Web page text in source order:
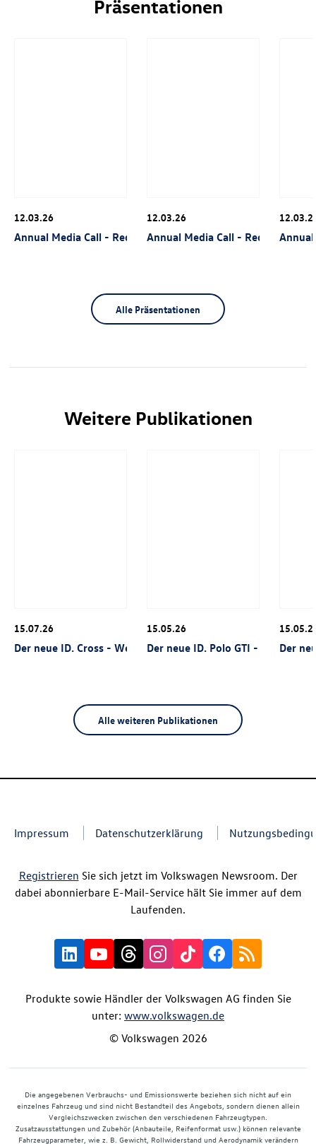
Präsentationen
12.03.26
Annual Media Call - Rede Thomas Schäfer
12.03.26
Annual Media Call - Rede David
Alle Präsentationen
Weitere Publikationen
15.07.26
Der neue ID. Cross - Weltpremiere
15.05.26
Der neue ID. Polo GTI - Der
Alle weiteren Publikationen
Impressum Datenschutzerklärung
Registrieren Sie sich jetzt im Volkswagen Newsroom. Der
dabei abonnierbare E-Mail-Service hält Sie immer auf dem
Laufenden.
Produkte sowie Händler der Volkswagen AG finden Sie
unter: www.volkswagen.de
© Volkswagen 2026
Die angegebenen Verbrauchs- und Emissionswerte beziehen sich nicht auf ein
einzelnes Fahrzeug und sind nicht Bestandteil des Angebots, sondern dienen allein
Vergleichszwecken zwischen den verschiedenen Fahrzeugtypen.
Zusatzausstattungen und Zubehör (Anbauteile, Reifenformat usw.) können relevante
Fahrzeugparameter, wie z. B. Gewicht, Rollwiderstand und Aerodynamik verändern